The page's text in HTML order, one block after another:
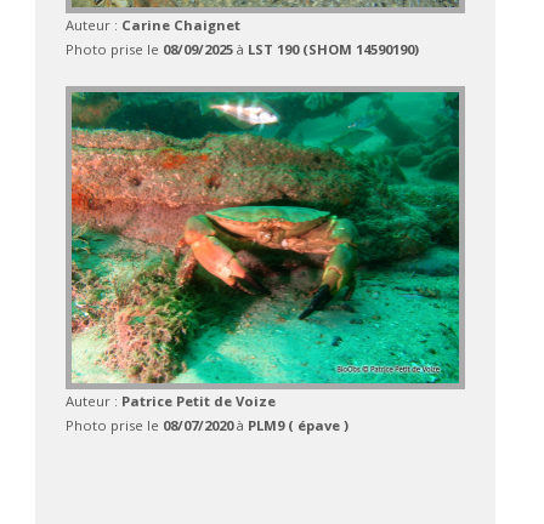
Auteur : Carine Chaignet
Photo prise le 08/09/2025à LST 190 (SHOM 14590190)
Auteur : Patrice Petit de Voize
Photo prise le 08/07/2020à PLM9 ( épave )